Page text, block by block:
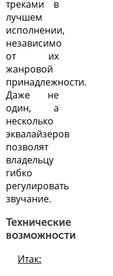
треками в
лучшем
исполнении,
независимо
от их
жанровой
принадлежности.
Даже не
один, а
несколько
эквалайзеров
позволят
владельцу
гибко
регулировать
звучание.
Технические
возможности
Итак: